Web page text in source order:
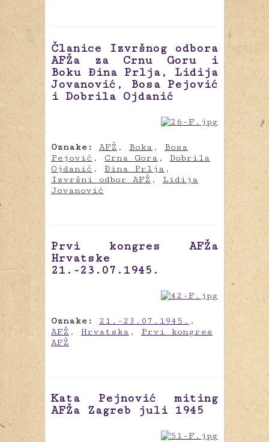
Članice Izvršnog odbora
AFŽa za Crnu Goru i
Boku Đina Prlja, Lidija
Jovanović, Bosa Pejović
i Dobrila Ojdanić
Oznake: AFŽ , Boka , Bosa
Pejović , Crna Gora , Dobrila
Ojdanić , Đina Prlja ,
Izvršni odbor AFŽ , Lidija
Jovanović
Prvi kongres AFŽa
Hrvatske
21.-23.07.1945.
Oznake: 21.-23.07.1945. ,
AFŽ , Hrvatska , Prvi kongres
AFŽ
Kata Pejnović miting
AFŽa Zagreb juli 1945